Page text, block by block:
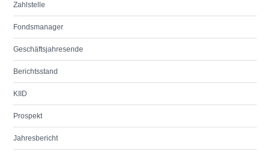
Zahlstelle
Fondsmanager
Geschäftsjahresende
Berichtsstand
KIID
Prospekt
Jahresbericht